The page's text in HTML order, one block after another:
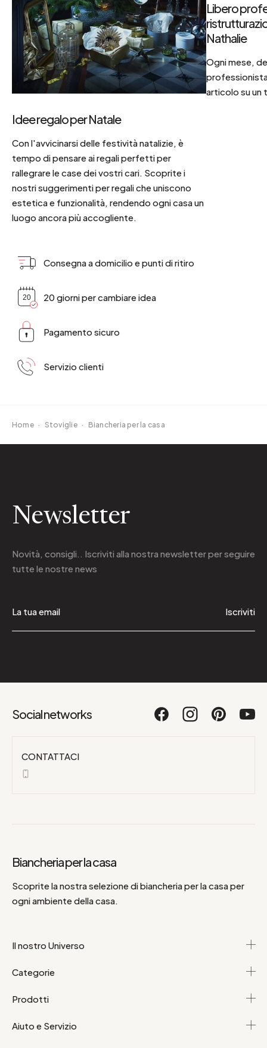
Idee regalo per Natale
Con l'avvicinarsi delle festività natalizie, è
tempo di pensare ai regali perfetti per
rallegrare le case dei vostri cari. Scoprite i
nostri suggerimenti per regali che uniscono
estetica e funzionalità, rendendo ogni casa un
luogo ancora più accogliente.
Libero
Nathalie
Ogni mese,
articolo su un
Consegna a domicilio e punti di ritiro
20 giorni per cambiare idea
Pagamento sicuro
Servizio clienti
Home · Stoviglie · Biancheria per la casa
Newsletter
Novità, consigli.. Iscriviti alla nostra newsletterper seguire
tutte le nostre news
Iscriviti
Social networks
CONTATTACI
Biancheria per la casa
Scoprite la nostra selezione di biancheria per la casa per
ogni ambiente della casa.
Il nostro Universo
Categorie
Prodotti
Aiuto e Servizio